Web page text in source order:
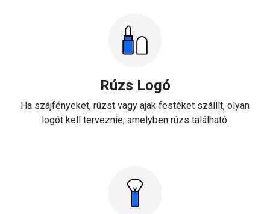
Rúzs Logó
Ha szájfényeket, rúzst vagy ajak festéket szállít, olyan
logót kell terveznie, amelyben rúzs található.